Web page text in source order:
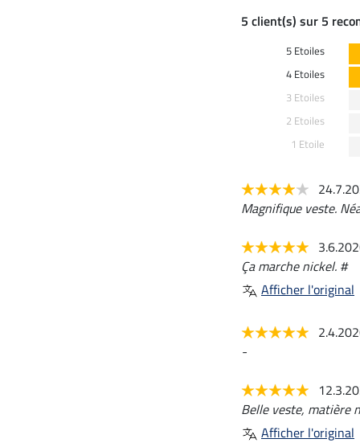
5 client(s) sur 5
5 Etoiles
4 Etoiles
3 Etoiles
2 Etoiles
1 Etoile
Magnifique veste.
Ça marche nickel. #
Afficher l'original
-
Belle veste, matière
Afficher l'original